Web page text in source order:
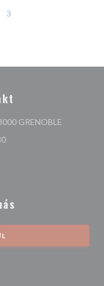
3
GRENOBLE
se v novém okně))
((otevře se v